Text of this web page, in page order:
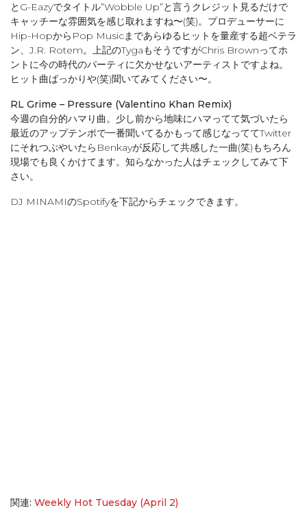
とG-Eazyでタイトル”Wobble Up”と言うクレジット見るだけで
キャッチーな雰囲気を感じ取れますね〜(笑)。プロデューサーに
Hip-HopからPop Musicまであらゆるヒットを量産する超ベテラ
ン、J.R. Rotem。上記のTygaもそうですがChris Brownってホ
ントに今の時代のパーティに欠かせないアーティストですよね。
ヒット曲ばっかりや(笑)聞いてみてください〜。
RL Grime – Pressure (Valentino Khan Remix)
今週の自分的ハマり曲。少し前から地味にハマってて気づいたら
最近のアップテンポで一番聞いてるかもって感じなっててTwitter
にそれつぶやいたらBenkayが反応して共感した一曲(笑)もちろん
現場でも良くかけてます。知らなかった人はチェックしてみて下
さい。
DJ MINAMIのSpotifyを下記からチェックできます。
関連: Weekly Hot Tuesday (April 2)